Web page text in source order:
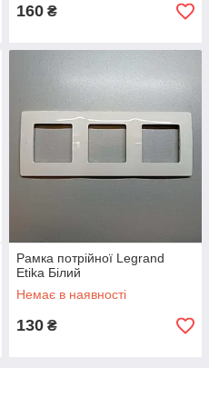
160 ₴
Рамка потрійної Legrand
Etika Білий
Немає в наявності
130 ₴